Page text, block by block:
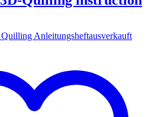
ausverkauft